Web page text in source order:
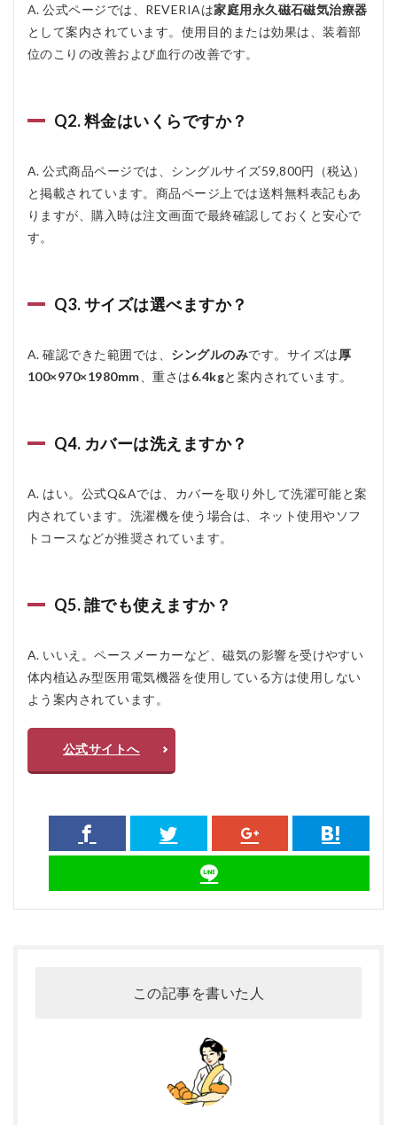
A. 公式ページでは、REVERIAは家庭用永久磁石磁気治療器
として案内されています。使用目的または効果は、装着部
位のこりの改善および血行の改善です。
Q2. 料金はいくらですか？
A. 公式商品ページでは、シングルサイズ59,800円（税込）
と掲載されています。商品ページ上では送料無料表記もあ
りますが、購入時は注文画面で最終確認しておくと安心で
す。
Q3. サイズは選べますか？
A. 確認できた範囲では、 シングルのみです。サイズは厚
100×970×1980mm 、重さは6.4kgと案内されています。
Q4. カバーは洗えますか？
A. はい。公式Q&Aでは、カバーを取り外して洗濯可能と案
内されています。洗濯機を使う場合は、ネット使用やソフ
トコースなどが推奨されています。
Q5. 誰でも使えますか？
A. いいえ。ペースメーカーなど、磁気の影響を受けやすい
体内植込み型医用電気機器を使用している方は使用しない
よう案内されています。
公式サイトへ
この記事を書いた人